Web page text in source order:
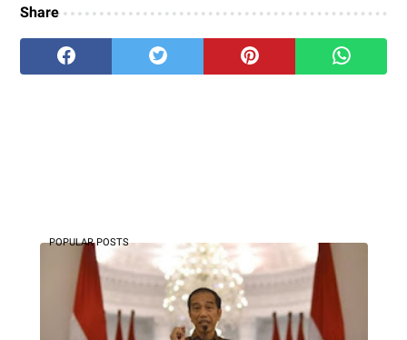
Share
POPULAR POSTS